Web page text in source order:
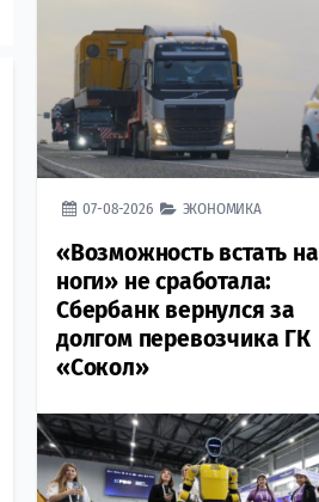
07-08-2026 ЭКОНОМИКА
«Возможность встать на
ноги» не сработала:
Сбербанк вернулся за
долгом перевозчика ГК
«Сокол»